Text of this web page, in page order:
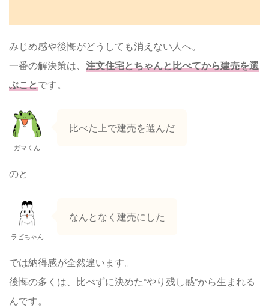
みじめ感や後悔がどうしても消えない人へ。
一番の解決策は、 注文住宅とちゃんと比べてから建売を選
ぶことです。
ガマくん
比べた上で建売を選んだ
のと
ラビちゃん
なんとなく建売にした
では納得感が全然違います。
後悔の多くは、比べずに決めた“やり残し感”から生まれる
んです。